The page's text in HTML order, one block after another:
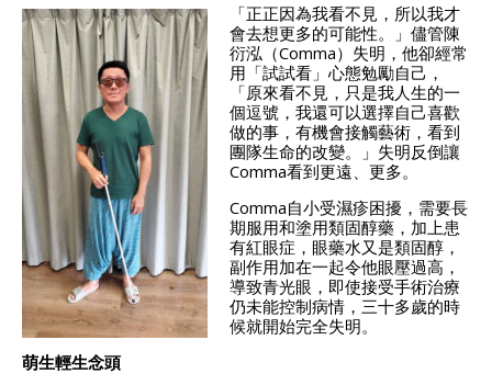
「正正因為我看不見，所以我才
會去想更多的可能性。」儘管陳
衍泓（Comma）失明，他卻經常
用「試試看」心態勉勵自己，
「原來看不見，只是我人生的一
個逗號，我還可以選擇自己喜歡
做的事，有機會接觸藝術，看到
團隊生命的改變。」失明反倒讓
Comma看到更遠、更多。
Comma自小受濕疹困擾，需要長
期服用和塗用類固醇藥，加上患
有紅眼症，眼藥水又是類固醇，
副作用加在一起令他眼壓過高，
導致青光眼，即使接受手術治療
仍未能控制病情，三十多歲的時
候就開始完全失明。
萌生輕生念頭